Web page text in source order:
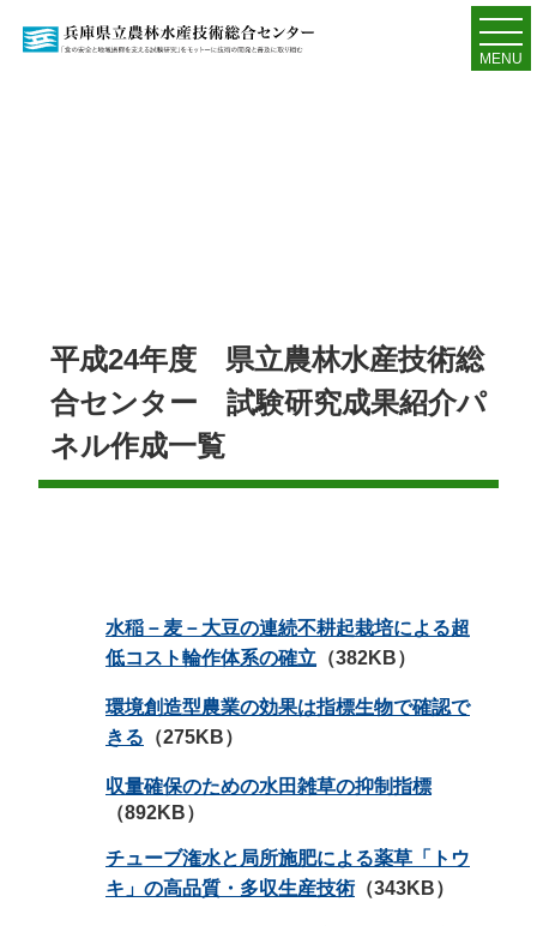
MENU
平成24年度 県立農林水産技術総
合センター 試験研究成果紹介パ
ネル作成一覧
水稲－麦－大豆の連続不耕起栽培による超
低コスト輪作体系の確立 （382KB）
環境創造型農業の効果は指標生物で確認で
きる （275KB）
収量確保のための水田雑草の抑制指標
（892KB）
チューブ潅水と局所施肥による薬草「トウ
キ」の高品質・多収生産技術（343KB）